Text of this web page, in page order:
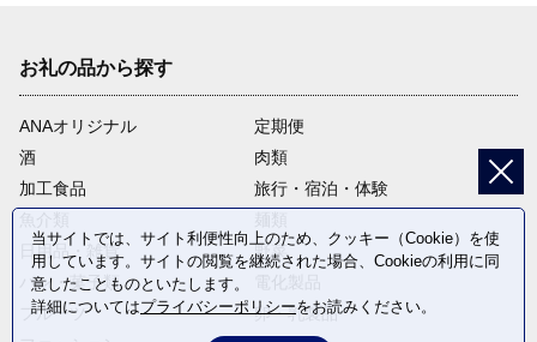
お礼の品から探す
ANAオリジナル
定期便
酒
肉類
加工食品
旅行・宿泊・体験
日用品・雑貨
野菜
パン・菓子類
フルーツ
卵・乳製品
当サイトでは、サイト利便性向上のため、クッキー（Cookie）を使
用しています。サイトの閲覧を継続された場合、Cookieの利用に同
意したことものといたします。
詳細についてはプライバシーポリシーをお読みください。